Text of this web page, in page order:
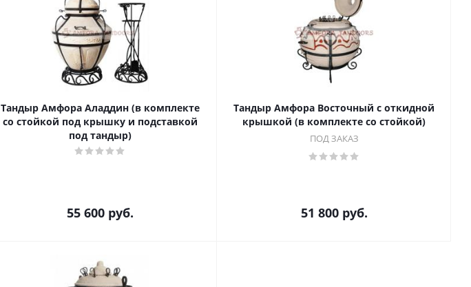
Тандыр Амфора Аладдин (в комплекте
со стойкой под крышку и подставкой
под тандыр)
55 600руб.
Тандыр Амфора Восточный с откидной
крышкой (в комплекте со стойкой)
ПОД ЗАКАЗ
51 800руб.